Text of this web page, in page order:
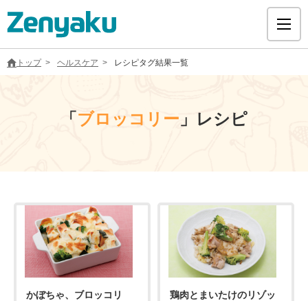
サステナビリティ
ヘルスケア
採用情報
医療用医薬品
トップ ヘルスケア レシピタグ結果一覧
「ブロッコリー 」レシピ
かぼちゃ、ブロッコリ
鶏肉とまいたけのリゾッ